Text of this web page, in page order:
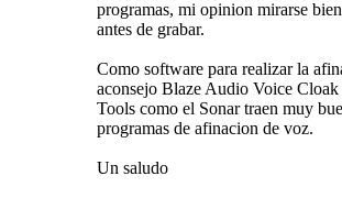
programas, mi opinion mirarse
antes de grabar.
Como software para realizar la
aconsejo Blaze Audio Voice
Tools como el Sonar traen muy
programas de afinacion de voz.
Un saludo